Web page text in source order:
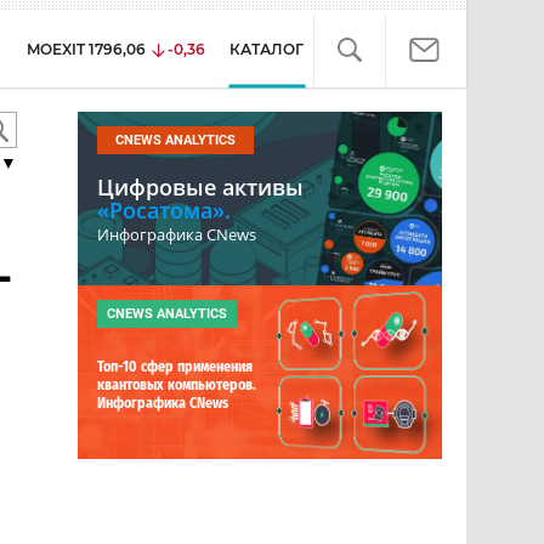
MOEXIT 1796,06 -0,36 КАТАЛОГ
CNEWS ANALYTICS
Цифровые активы
«Росатома».
Инфографика CNews
CNEWS ANALYTICS
Топ-10 сфер применения
квантовых компьютеров.
Инфографика CNews